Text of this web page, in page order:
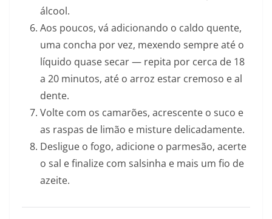
álcool.
Aos poucos, vá adicionando o caldo quente,
uma concha por vez, mexendo sempre até o
líquido quase secar — repita por cerca de 18
a 20 minutos, até o arroz estar cremoso e al
dente.
Volte com os camarões, acrescente o suco e
as raspas de limão e misture delicadamente.
Desligue o fogo, adicione o parmesão, acerte
o sal e finalize com salsinha e mais um fio de
azeite.